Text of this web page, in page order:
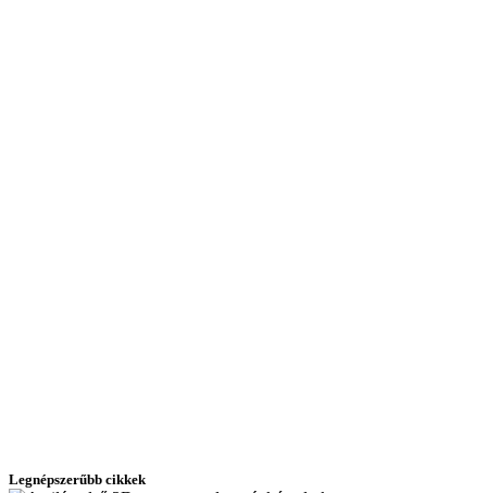
Legnépszerűbb cikkek